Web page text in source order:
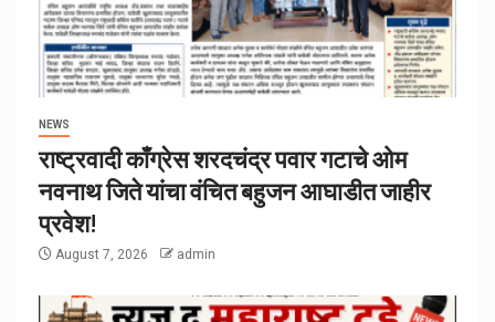
NEWS
राष्ट्रवादी काँग्रेस शरदचंद्र पवार गटाचे ओम
नवनाथ जिते यांचा वंचित बहुजन आघाडीत जाहीर
प्रवेश!
August 7, 2026 admin